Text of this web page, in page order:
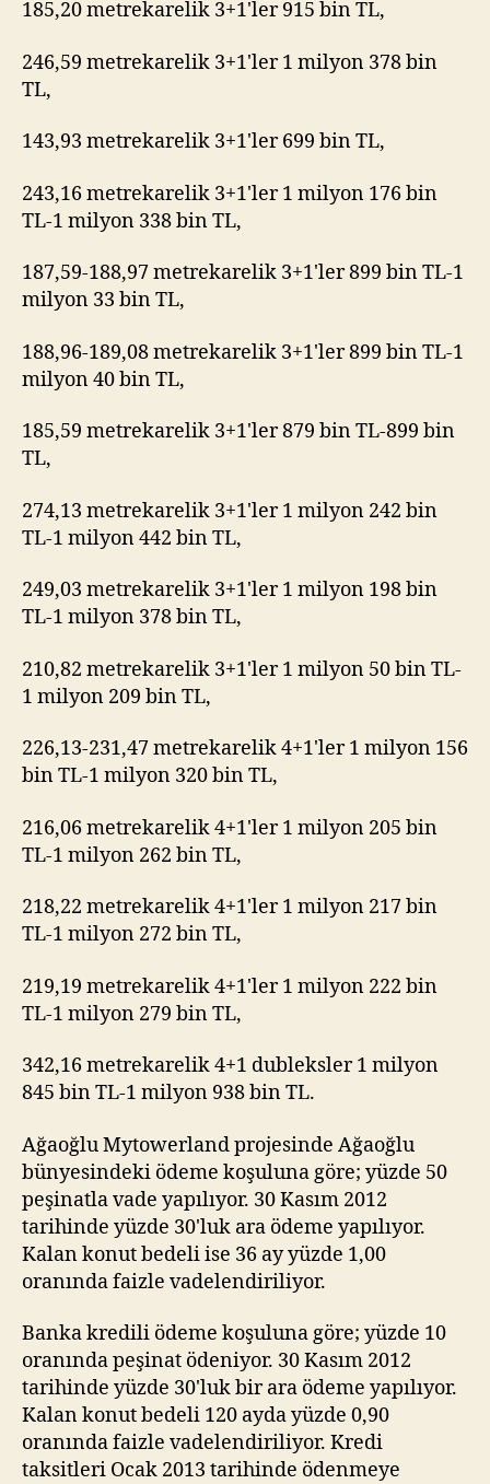
185,20 metrekarelik 3+1'ler 915 bin TL,
246,59 metrekarelik 3+1'ler 1 milyon 378 bin
TL,
143,93 metrekarelik 3+1'ler 699 bin TL,
243,16 metrekarelik 3+1'ler 1 milyon 176 bin
TL-1 milyon 338 bin TL,
187,59-188,97 metrekarelik 3+1'ler 899 bin TL-1
milyon 33 bin TL,
188,96-189,08 metrekarelik 3+1'ler 899 bin TL-1
milyon 40 bin TL,
185,59 metrekarelik 3+1'ler 879 bin TL-899 bin
TL,
274,13 metrekarelik 3+1'ler 1 milyon 242 bin
TL-1 milyon 442 bin TL,
249,03 metrekarelik 3+1'ler 1 milyon 198 bin
TL-1 milyon 378 bin TL,
210,82 metrekarelik 3+1'ler 1 milyon 50 bin TL-
1 milyon 209 bin TL,
226,13-231,47 metrekarelik 4+1'ler 1 milyon 156
bin TL-1 milyon 320 bin TL,
216,06 metrekarelik 4+1'ler 1 milyon 205 bin
TL-1 milyon 262 bin TL,
218,22 metrekarelik 4+1'ler 1 milyon 217 bin
TL-1 milyon 272 bin TL,
219,19 metrekarelik 4+1'ler 1 milyon 222 bin
TL-1 milyon 279 bin TL,
342,16 metrekarelik 4+1 dubleksler 1 milyon
845 bin TL-1 milyon 938 bin TL.
Ağaoğlu Mytowerland projesinde Ağaoğlu
bünyesindeki ödeme koşuluna göre; yüzde 50
peşinatla vade yapılıyor. 30 Kasım 2012
tarihinde yüzde 30'luk ara ödeme yapılıyor.
Kalan konut bedeli ise 36 ay yüzde 1,00
oranında faizle vadelendiriliyor.
Banka kredili ödeme koşuluna göre; yüzde 10
oranında peşinat ödeniyor. 30 Kasım 2012
tarihinde yüzde 30'luk bir ara ödeme yapılıyor.
Kalan konut bedeli 120 ayda yüzde 0,90
oranında faizle vadelendiriliyor. Kredi
taksitleri Ocak 2013 tarihinde ödenmeye